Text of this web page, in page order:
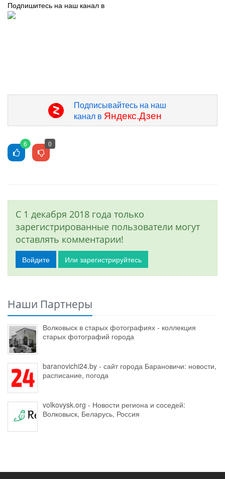
Подпишитесь на наш канал в
Подписывайтесь на наш
канал в Яндекс.Дзен
6 0
С 1 декабря 2018 года только
зарегистрированные пользователи могут
оставлять комментарии!
Войдите Или зарегистрируйтесь
Наши Партнеры
Волковыск в старых фотографиях - коллекция
старых фотографий города
baranovichi24.by - сайт города Барановичи: новости,
расписание, погода
volkovysk.org - Новости региона и соседей:
Волковыск, Беларусь, Россия